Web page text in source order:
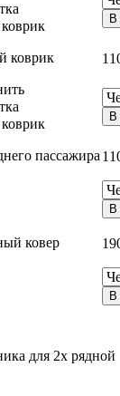
В
коврик
В
пассажира
В
ковер
В
для 2х рядной